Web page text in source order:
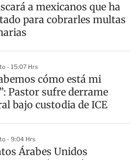
a mexicanos que ha
para cobrarles multas
- 15:07 Hrs
cómo está mi
Pastor sufre derrame
bajo custodia de ICE
- 9:04 Hrs
Árabes Unidos